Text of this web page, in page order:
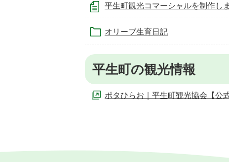
平生町観光コマーシャルを制作し
オリーブ生育日記
平生町の観光情報
ポタひらお｜平生町観光協会【公